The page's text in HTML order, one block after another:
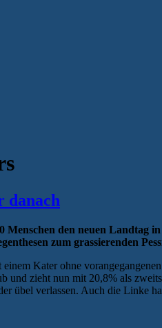
danach
Menschen den neuen
zum grassierenden
Kater ohne
und zieht nun mit 20,8% als
übel verlassen. Auch die Linke